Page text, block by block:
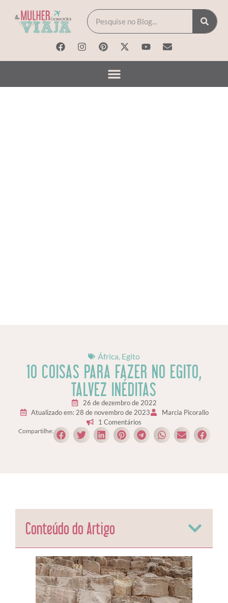
África Egito
10 COISAS PARA FAZER NO EGITO,
TALVEZ INÉDITAS
26 de dezembro de 2022
Atualizado em: 28 de novembro de 2023
Marcia Picorallo
1 Comentários
Compartilhe:
Conteúdo do Artigo